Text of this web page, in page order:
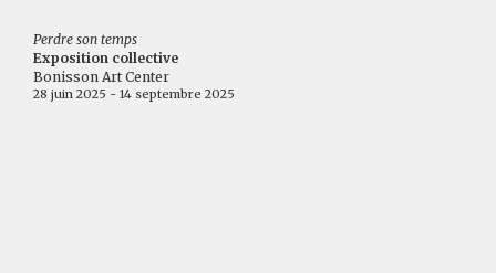
Perdre son temps
Exposition collective
Bonisson Art Center
28 juin 2025 - 14 septembre 2025